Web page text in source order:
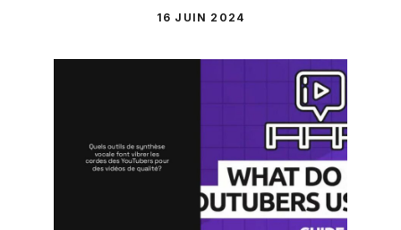
16 JUIN 2024